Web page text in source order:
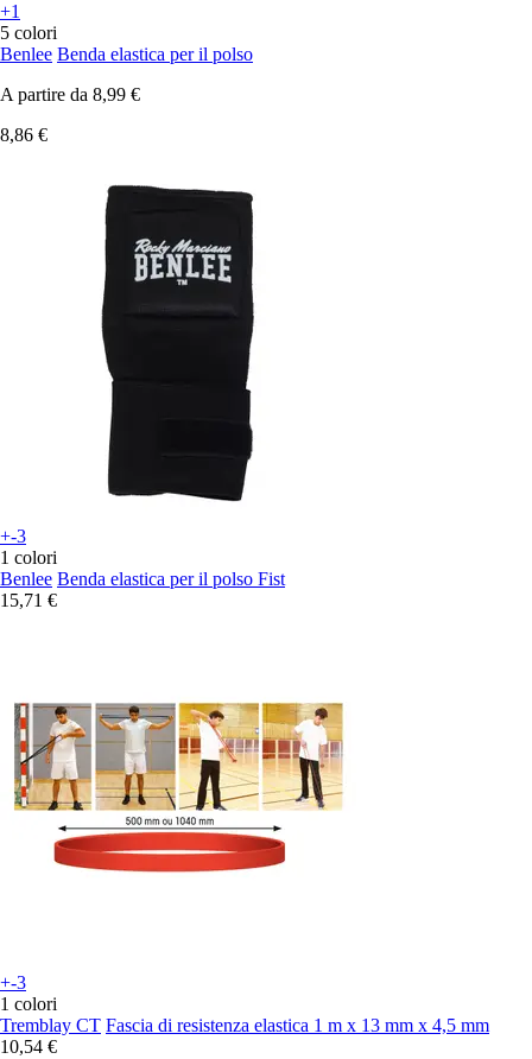
+1
5 colori
Benlee Benda elastica per il polso
A partire da 8,99 €
8,86 €
+-3
1 colori
Benlee Benda elastica per il polso Fist
15,71 €
+-3
1 colori
Tremblay CT Fascia di resistenza elastica 1 m x 13 mm x 4,5 mm
10,54 €